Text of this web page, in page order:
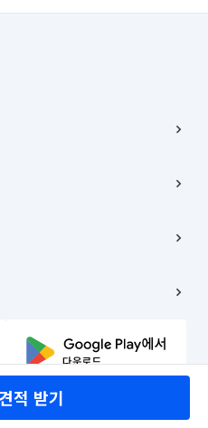
적 받기
6(중학동, 트윈트리빌딩) B동 5층
율곡로 24, 7층, 8층 미소
임은 거래당사자에게 있습니다.
Reserved.